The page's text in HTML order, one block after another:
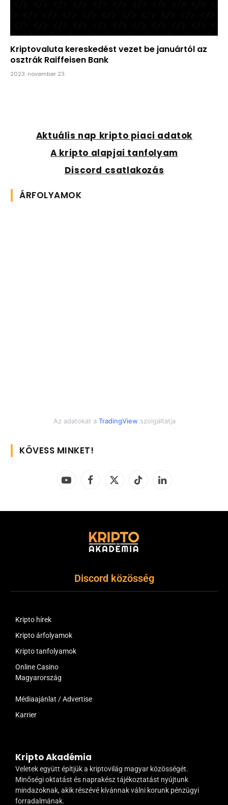
Kriptovaluta kereskedést vezet be januártól az
osztrák Raiffeisen Bank
2023. november 23.
Aktuális nap kripto piaci adatok
A kripto alapjai tanfolyam
Discord csatlakozás
ÁRFOLYAMOK
Az adatokat a TradingView szolgáltatja
KÖVESS MINKET!
YouTubeFacebook
X
TikTok LinkedIn
Discord közösség
Kripto hírek
Kripto árfolyamok
Kripto tanfolyamok
Online Casino
Magyarország
Médiaajánlat / Advertise
Karrier
Kripto Akadémia
Veletek együtt építjük a kriptovilág magyar közösségét.
Minőségi oktatást és naprakész tájékoztatást nyújtunk
mindazoknak, akik részévé kívánnak válni korunk pénzügyi
forradalmának.